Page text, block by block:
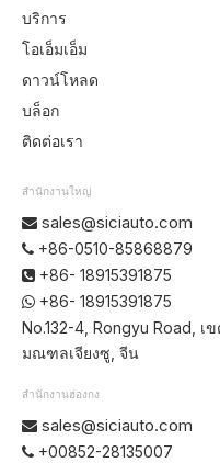
บริการ
โอเอ็มเอ็ม
ดาวน์โหลด
บล็อก
ติดต่อเรา
สำนักงานใหญ่
 sales@siciauto.com
 +86-0510-85868879
 +86- 18915391875
 +86- 18915391875
No.132-4, Rongyu Road, เ
มณฑลเจียงซู, จีน
สำนักงานฮ่องกง
 sales@siciauto.com
 +00852-28135007